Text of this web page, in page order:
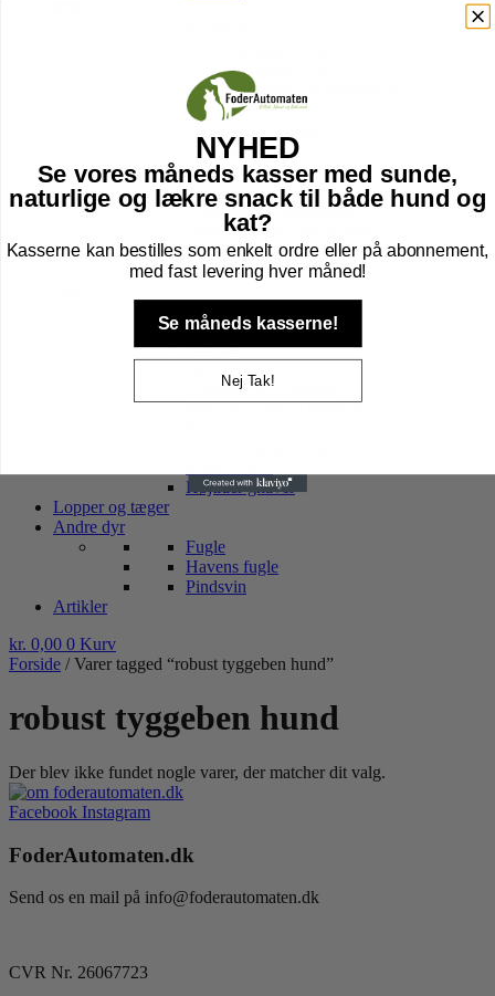
Vådfoder til kat
Vitaminer og kosttilskud
Godbidder til katte
Legetøj til kat
Pelspleje
Transport Tasker
Hule, kurv & kradsetræer
Halsbånd, sele, line & tegn
Kattebakker & tilbehør
Højtider kat
Godbidder
Legetøj
Transport Af Gnavere
Seler og Liner til gnavere
Højtider gnaver
Lopper og tæger
Andre dyr
Fugle
Havens fugle
Pindsvin
Artikler
kr. 0,00 0 Kurv
Forside / Varer tagged “robust tyggeben hund”
robust tyggeben hund
Der blev ikke fundet nogle varer, der matcher dit valg.
Facebook Instagram
FoderAutomaten.dk
Send os en mail på info@foderautomaten.dk
CVR Nr. 26067723
NYHED
Se vores måneds kasser med sunde,
naturlige og lækre snack til både hund og
kat?
Kasserne kan bestilles som enkelt ordre eller på abonnement,
med fast levering hver måned!
Se måneds kasserne!
Nej Tak!